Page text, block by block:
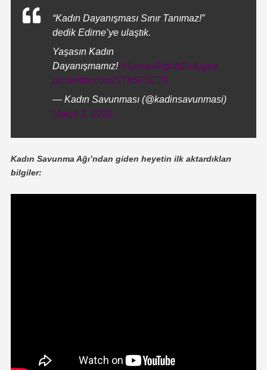
“Kadın Dayanışması Sınır Tanımaz!”
dedik Edirne’ye ulaştık.
Yaşasın Kadın
Dayanışmamız!#HumanRightsRefugee
pic.twitter.com/STlr5P5CTK
— Kadın Savunması (@kadinsavunmasi)
March 2, 2020
Kadın Savunma Ağı’ndan giden heyetin ilk aktardıkları
bilgiler: